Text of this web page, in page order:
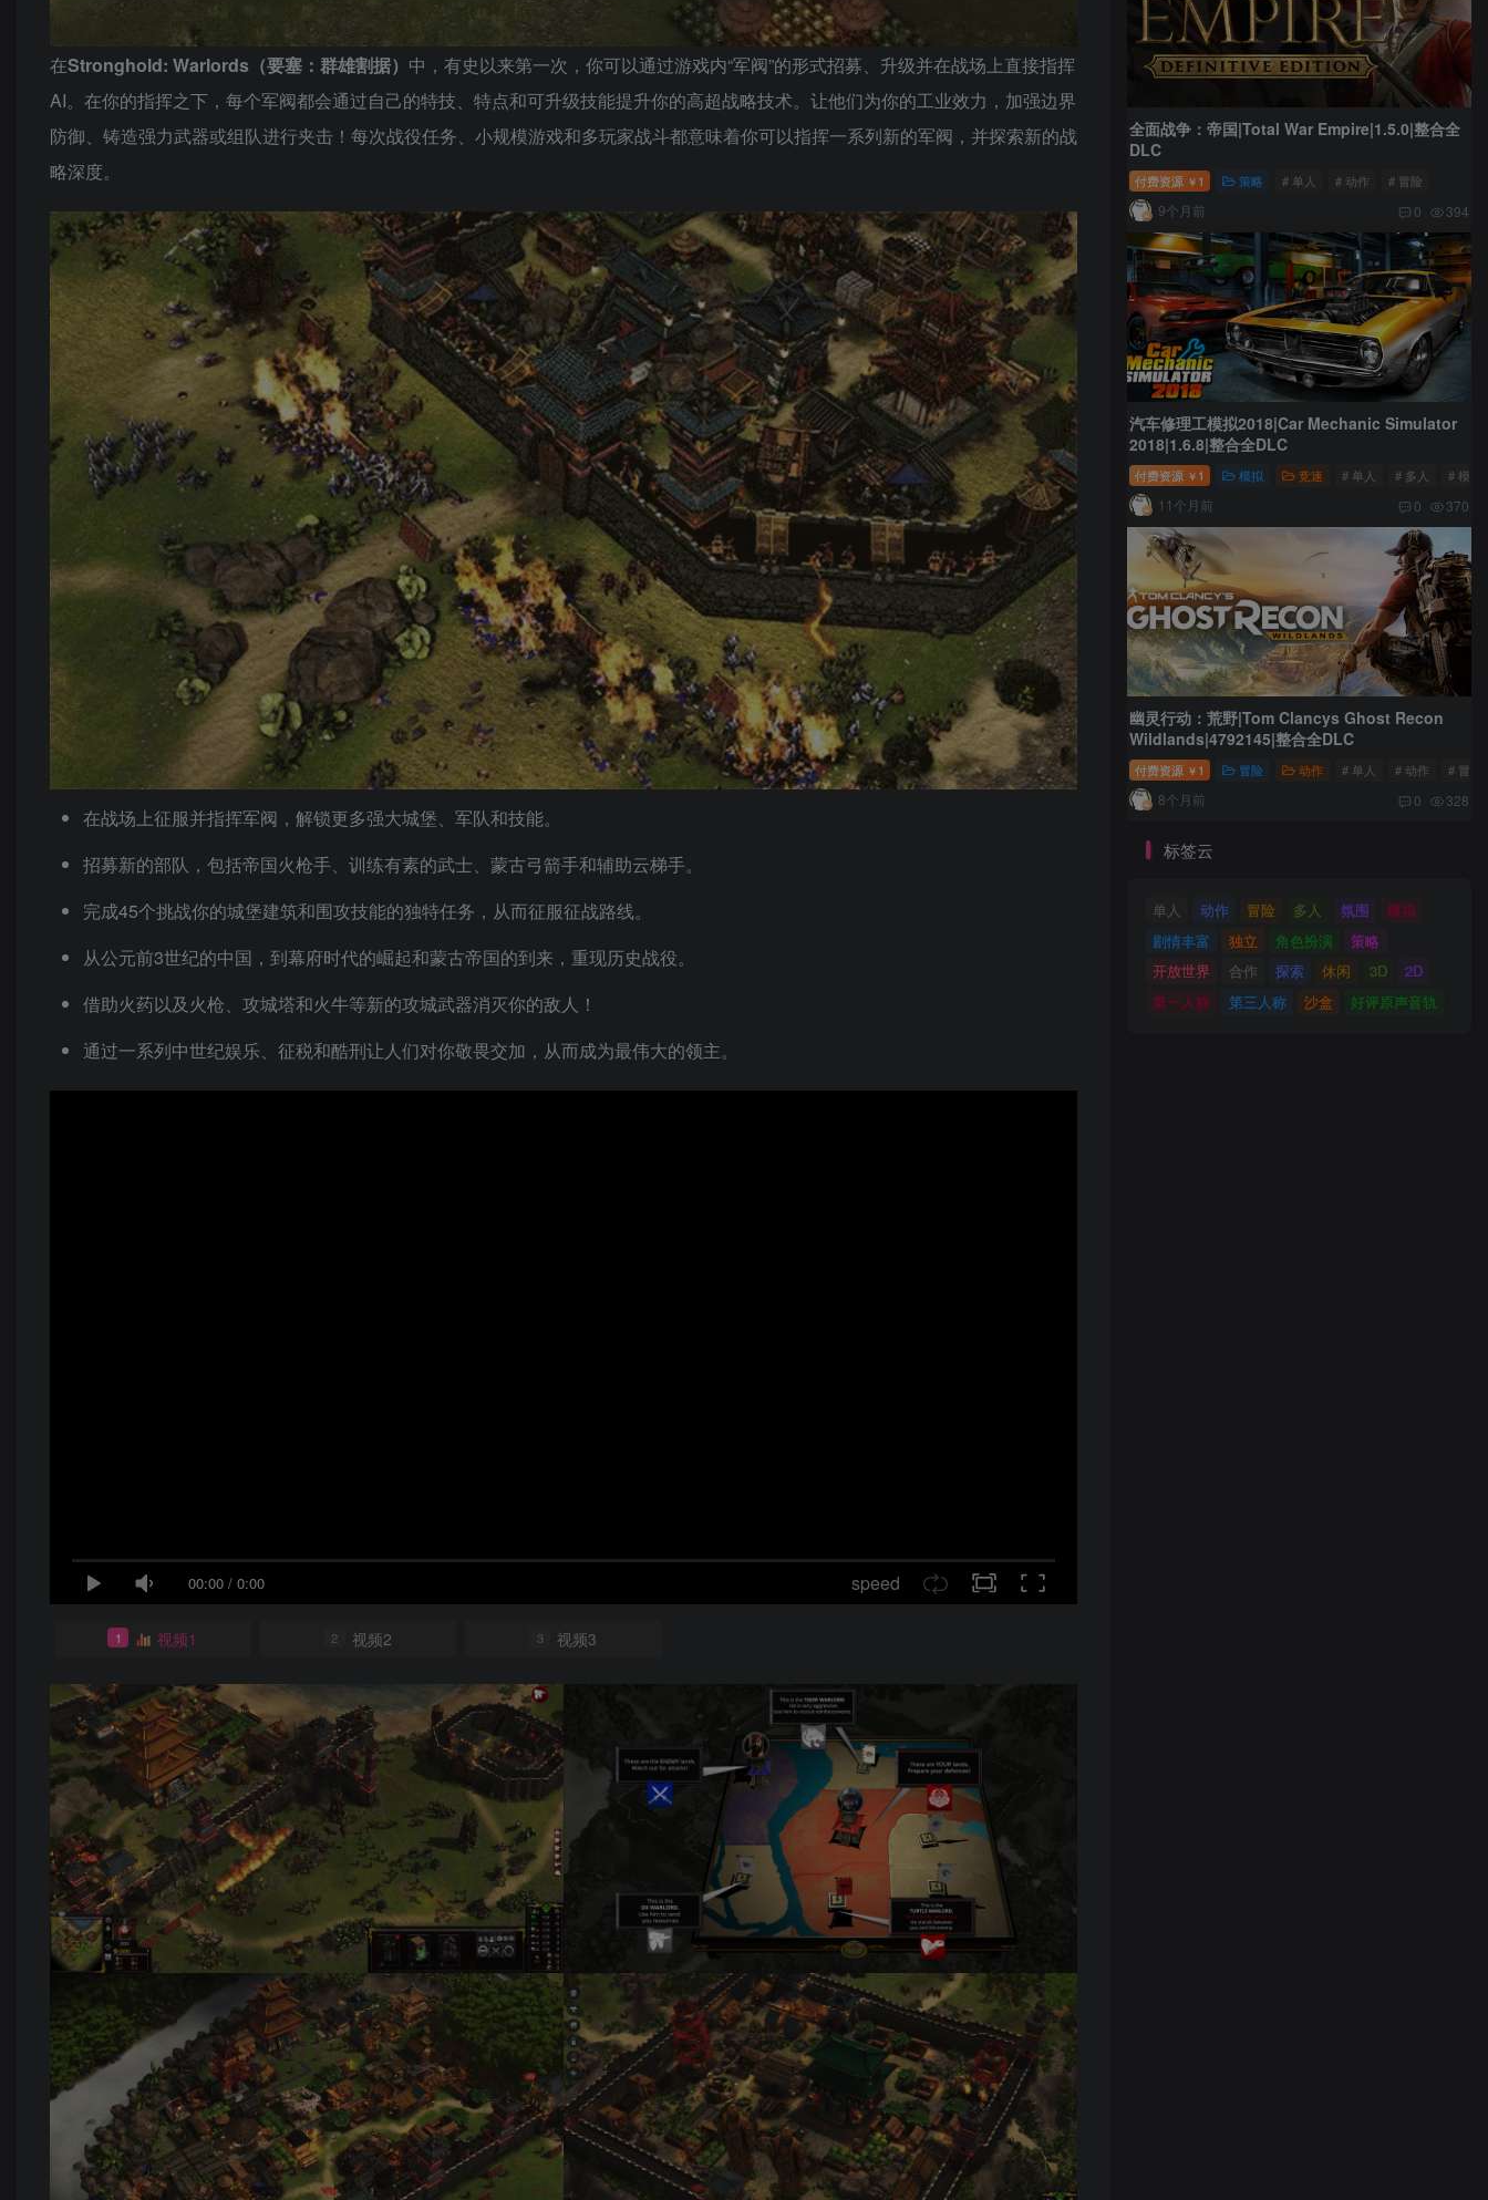
在Stronghold: Warlords（要塞：群雄割据） 中，有史以来第一次，你可以通过游戏内“军阀”的形式招募、升级并在战场上直接指挥
AI。在你的指挥之下，每个军阀都会通过自己的特技、特点和可升级技能提升你的高超战略技术。让他们为你的工业效力，加强边界
防御、铸造强力武器或组队进行夹击！每次战役任务、小规模游戏和多玩家战斗都意味着你可以指挥一系列新的军阀，并探索新的战
略深度。
在战场上征服并指挥军阀，解锁更多强大城堡、军队和技能。
招募新的部队，包括帝国火枪手、训练有素的武士、蒙古弓箭手和辅助云梯手。
完成45个挑战你的城堡建筑和围攻技能的独特任务，从而征服征战路线。
从公元前3世纪的中国，到幕府时代的崛起和蒙古帝国的到来，重现历史战役。
借助火药以及火枪、攻城塔和火牛等新的攻城武器消灭你的敌人！
通过一系列中世纪娱乐、征税和酷刑让人们对你敬畏交加，从而成为最伟大的领主。
00:00 / 0:00 speed
1 视频1 2 视频2 3 视频3
全面战争：帝国|Total War Empire|1.5.0|整合全
DLC
付费资源 ￥ 1 策略 # 单人 # 动作 # 冒险
9个月前 0 394
汽车修理工模拟2018|Car Mechanic Simulator
2018|1.6.8|整合全DLC
付费资源 ￥ 1 模拟 竞速 # 单人 # 多人 # 模拟
11个月前 0 370
幽灵行动：荒野|Tom Clancys Ghost Recon
Wildlands|4792145|整合全DLC
付费资源 ￥ 1 冒险 动作 # 单人 # 动作 # 冒险
8个月前 0 328
标签云
单人 动作 冒险 多人 氛围
模拟
剧情丰富
独立 角色扮演
策略
开放世界
合作 探索 休闲 3D
2D
第一人称
第三人称 沙盒 好评原声音轨